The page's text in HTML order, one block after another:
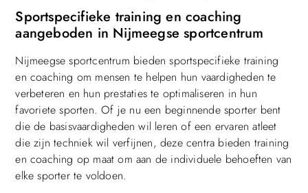
Sportspecifieke training en coaching
aangeboden in Nijmeegse sportcentrum
Nijmeegse sportcentrum bieden sportspecifieke training
en coaching om mensen te helpen hun vaardigheden te
verbeteren en hun prestaties te optimaliseren in hun
favoriete sporten. Of je nu een beginnende sporter bent
die de basisvaardigheden wil leren of een ervaren atleet
die zijn techniek wil verfijnen, deze centra bieden training
en coaching op maat om aan de individuele behoeften van
elke sporter te voldoen.